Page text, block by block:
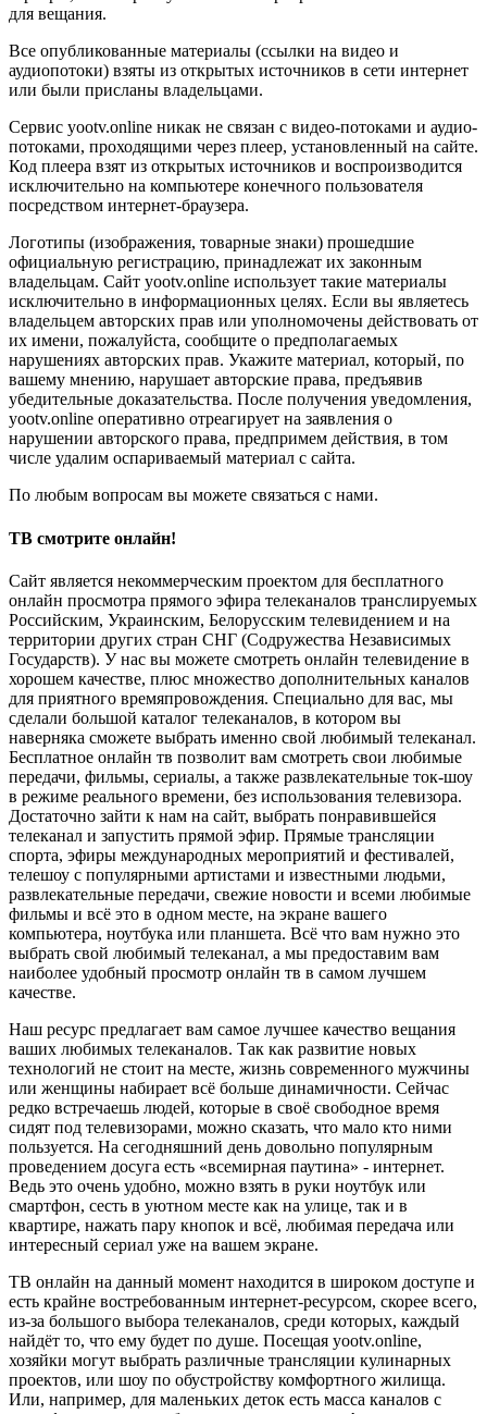
для вещания.
Все опубликованные материалы (ссылки на видео и
аудиопотоки) взяты из открытых источников в сети интернет
или были присланы владельцами.
Сервис yootv.online никак не связан с видео-потоками и аудио-
потоками, проходящими через плеер, установленный на сайте.
Код плеера взят из открытых источников и воспроизводится
исключительно на компьютере конечного пользователя
посредством интернет-браузера.
Логотипы (изображения, товарные знаки) прошедшие
официальную регистрацию, принадлежат их законным
владельцам. Сайт yootv.online использует такие материалы
исключительно в информационных целях. Если вы являетесь
владельцем авторских прав или уполномочены действовать от
их имени, пожалуйста, сообщите о предполагаемых
нарушениях авторских прав. Укажите материал, который, по
вашему мнению, нарушает авторские права, предъявив
убедительные доказательства. После получения уведомления,
yootv.online оперативно отреагирует на заявления о
нарушении авторского права, предпримем действия, в том
числе удалим оспариваемый материал с сайта.
По любым вопросам вы можете связаться с нами.
ТВ смотрите онлайн!
Сайт является некоммерческим проектом для бесплатного
онлайн просмотра прямого эфира телеканалов транслируемых
Российским, Украинским, Белорусским телевидением и на
территории других стран СНГ (Содружества Независимых
Государств). У нас вы можете смотреть онлайн телевидение в
хорошем качестве, плюс множество дополнительных каналов
для приятного времяпровождения. Специально для вас, мы
сделали большой каталог телеканалов, в котором вы
наверняка сможете выбрать именно свой любимый телеканал.
Бесплатное онлайн тв позволит вам смотреть свои любимые
передачи, фильмы, сериалы, а также развлекательные ток-шоу
в режиме реального времени, без использования телевизора.
Достаточно зайти к нам на сайт, выбрать понравившейся
телеканал и запустить прямой эфир. Прямые трансляции
спорта, эфиры международных мероприятий и фестивалей,
телешоу с популярными артистами и известными людьми,
развлекательные передачи, свежие новости и всеми любимые
фильмы и всё это в одном месте, на экране вашего
компьютера, ноутбука или планшета. Всё что вам нужно это
выбрать свой любимый телеканал, а мы предоставим вам
наиболее удобный просмотр онлайн тв в самом лучшем
качестве.
Наш ресурс предлагает вам самое лучшее качество вещания
ваших любимых телеканалов. Так как развитие новых
технологий не стоит на месте, жизнь современного мужчины
или женщины набирает всё больше динамичности. Сейчас
редко встречаешь людей, которые в своё свободное время
сидят под телевизорами, можно сказать, что мало кто ними
пользуется. На сегодняшний день довольно популярным
проведением досуга есть «всемирная паутина» - интернет.
Ведь это очень удобно, можно взять в руки ноутбук или
смартфон, сесть в уютном месте как на улице, так и в
квартире, нажать пару кнопок и всё, любимая передача или
интересный сериал уже на вашем экране.
ТВ онлайн на данный момент находится в широком доступе и
есть крайне востребованным интернет-ресурсом, скорее всего,
из-за большого выбора телеканалов, среди которых, каждый
найдёт то, что ему будет по душе. Посещая yootv.online,
хозяйки могут выбрать различные трансляции кулинарных
проектов, или шоу по обустройству комфортного жилища.
Или, например, для маленьких деток есть масса каналов с